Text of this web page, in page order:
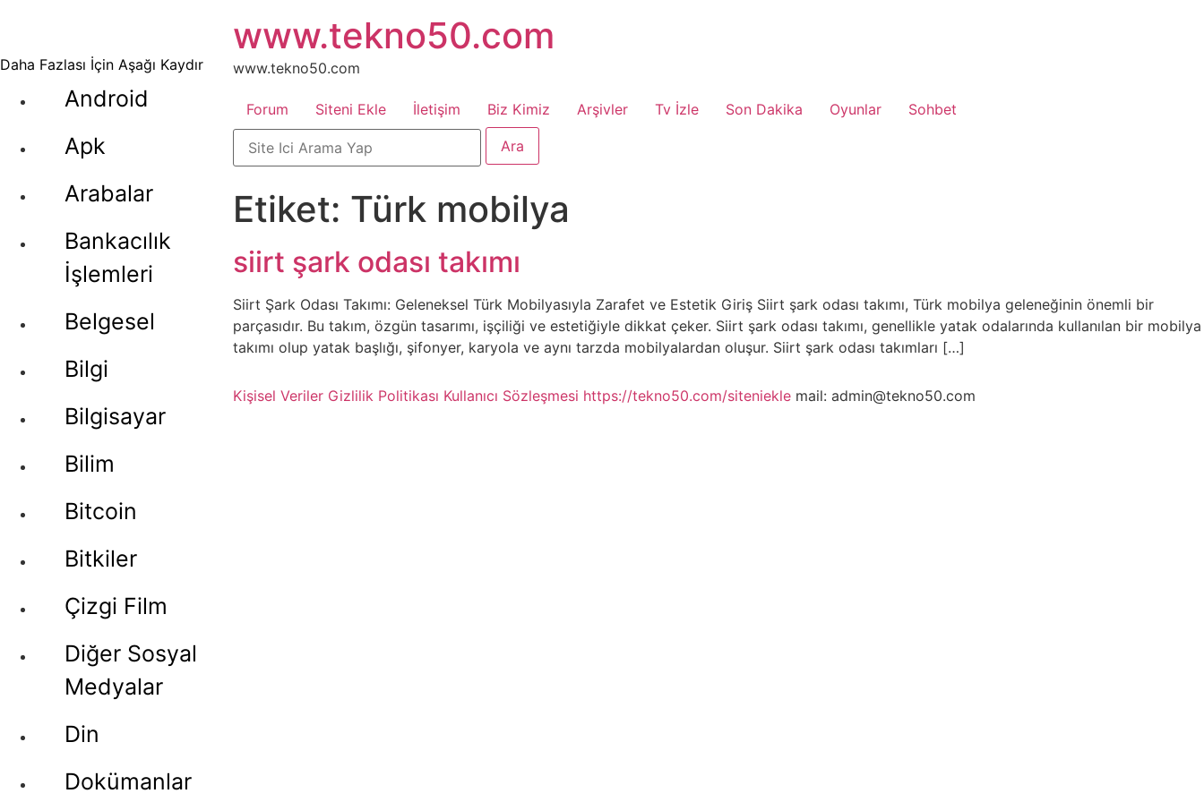
Daha Fazlası İçin Aşağı Kaydır
Android
Apk
Arabalar
Bankacılık
İşlemleri
Belgesel
Bilgi
Bilgisayar
Bilim
Bitcoin
Bitkiler
Çizgi Film
Diğer Sosyal
Medyalar
Din
Dokümanlar
atla
www.tekno50.com
www.tekno50.com
Forum Siteni Ekle İletişim Biz Kimiz Arşivler Tv İzle Son Dakika Oyunlar Sohbet
Etiket: Türk mobilya
siirt şark odası takımı
Siirt Şark Odası Takımı: Geleneksel Türk Mobilyasıyla Zarafet ve Estetik Giriş Siirt şark odası takımı, Türk mobilya geleneğinin önemli bir
parçasıdır. Bu takım, özgün tasarımı, işçiliği ve estetiğiyle dikkat çeker. Siirt şark odası takımı, genellikle yatak odalarında kullanılan bir mobilya
takımı olup yatak başlığı, şifonyer, karyola ve aynı tarzda mobilyalardan oluşur. Siirt şark odası takımları […]
Kişisel Veriler Gizlilik Politikası Kullanıcı Sözleşmesi https://tekno50.com/siteniekle mail: admin@tekno50.com